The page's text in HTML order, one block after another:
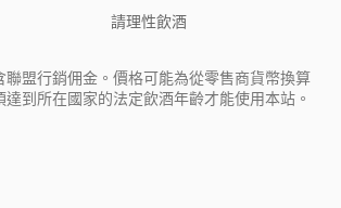
請理性飲酒
聯盟行銷佣金。價格可能為從零售商貨幣換算
到所在國家的法定飲酒年齡才能使用本站。